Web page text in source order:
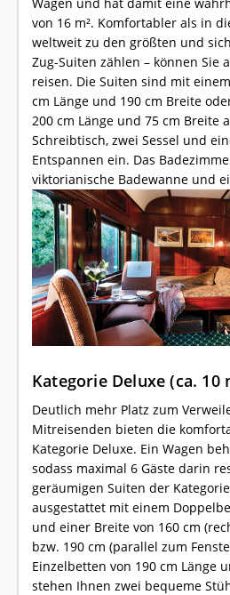
von 16 m². Komfortabler als in
weltweit zu den größten und
Zug-Suiten zählen – können Sie
reisen. Die Suiten sind mit
cm Länge und 190 cm Breite
200 cm Länge und 75 cm Breite
Schreibtisch, zwei Sessel und
Entspannen ein. Das
viktorianische Badewanne und
Kategorie Deluxe (ca. 10
Deutlich mehr Platz zum
Mitreisenden bieten die
Kategorie Deluxe. Ein Wagen
sodass maximal 6 Gäste darin
geräumigen Suiten der
ausgestattet mit einem
und einer Breite von 160 cm
bzw. 190 cm (parallel zum
Einzelbetten von 190 cm Länge
stehen Ihnen zwei bequeme